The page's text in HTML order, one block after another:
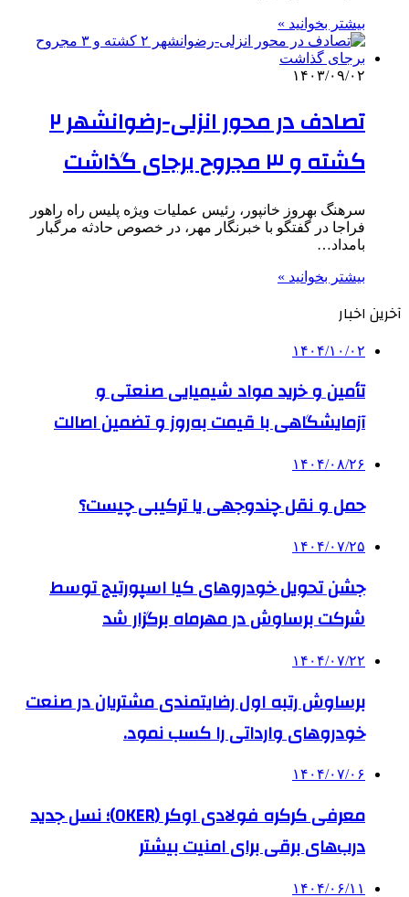
بیشتر بخوانید »
۱۴۰۳/۰۹/۰۲
تصادف در محور انزلی-رضوانشهر ۲
کشته و ۳ مجروح برجای گذاشت
سرهنگ بهروز خانپور، رئیس عملیات ویژه پلیس راه راهور
فراجا در گفتگو با خبرنگار مهر، در خصوص حادثه مرگبار
بامداد…
بیشتر بخوانید »
آخرین اخبار
۱۴۰۴/۱۰/۰۲
تأمین و خرید مواد شیمیایی صنعتی و
آزمایشگاهی با قیمت به‌روز و تضمین اصالت
۱۴۰۴/۰۸/۲۶
حمل و نقل چندوجهی یا ترکیبی چیست؟
۱۴۰۴/۰۷/۲۵
جشن تحویل خودروهای کیا اسپورتیج توسط
شرکت برساوش در مهرماه برگزار شد
۱۴۰۴/۰۷/۲۲
برساوش رتبه اول رضایتمندی مشتریان در صنعت
خودروهای وارداتی را کسب نمود.
۱۴۰۴/۰۷/۰۶
معرفی کرکره فولادی اوکر (OKER)؛ نسل جدید
درب‌های برقی برای امنیت بیشتر
۱۴۰۴/۰۶/۱۱